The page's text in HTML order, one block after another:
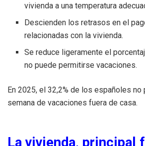
vivienda a una temperatura
Descienden los retrasos en el
relacionadas con la vivienda.
Se reduce ligeramente el
no puede permitirse vacaciones.
En 2025, el 32,2% de los españoles no
semana de vacaciones fuera de casa.
La vivienda, principal